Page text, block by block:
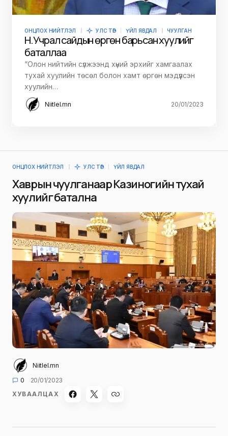
ОНЦЛОХ НИЙТЛЭЛ УЛС ТӨР ҮЙЛ ЯВДАЛ ЧУУЛГАН
Н.Учрал сайдын өргөн барьсан хуулийг
баталлаа
“Олон нийтийн сүлжээнд хүний эрхийг хамгаалах
тухай хуулийн төсөл болон хамт өргөн мэдүүлсэн
хуулийн…
Niitlel.mn 20/01/2023
ОНЦЛОХ НИЙТЛЭЛ УЛС ТӨР ҮЙЛ ЯВДАЛ
Хаврын чуулганаар Казиногийн тухай
хуулийг батална
Niitlel.mn
0
20/01/2023
ХУВААЛЦАХ